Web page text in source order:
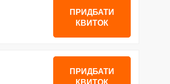
ПРИДБАТИ
КВИТОК
ПРИДБАТИ
КВИТОК